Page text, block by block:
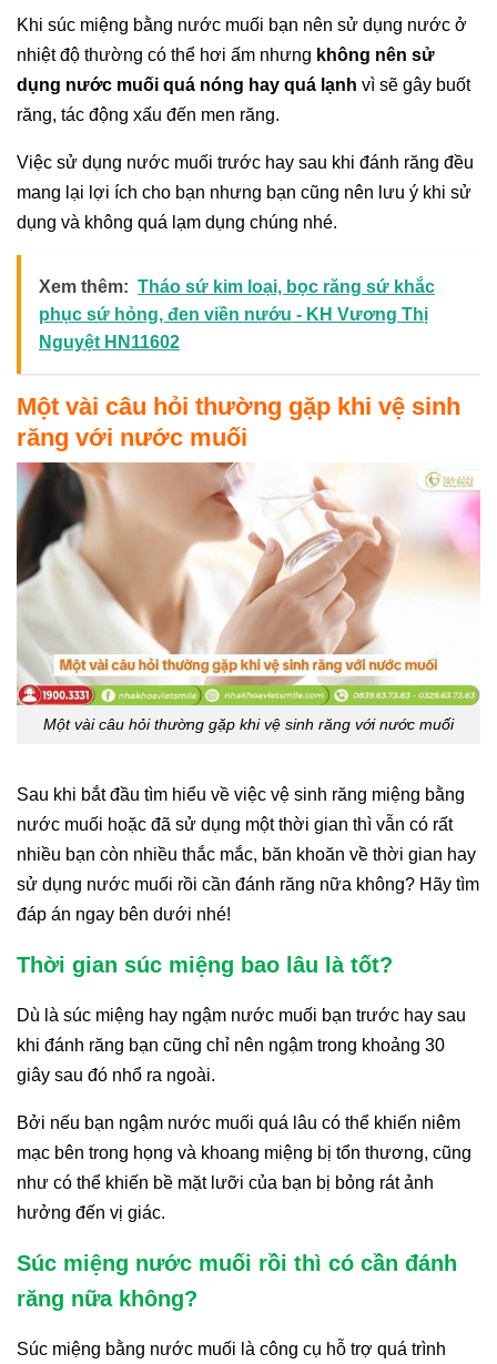
Khi súc miệng bằng nước muối bạn nên sử dụng nước ở
nhiệt độ thường có thể hơi ấm nhưng không nên sử
dụng nước muối quá nóng hay quá lạnh vì sẽ gây buốt
răng, tác động xấu đến men răng.
Việc sử dụng nước muối trước hay sau khi đánh răng đều
mang lại lợi ích cho bạn nhưng bạn cũng nên lưu ý khi sử
dụng và không quá lạm dụng chúng nhé.
Xem thêm: Tháo sứ kim loại, bọc răng sứ khắc
phục sứ hỏng, đen viền nướu - KH Vương Thị
Nguyệt HN11602
Một vài câu hỏi thường gặp khi vệ sinh
răng với nước muối
Một vài câu hỏi thường gặp khi vệ sinh răng với nước muối
Sau khi bắt đầu tìm hiểu về việc vệ sinh răng miệng bằng
nước muối hoặc đã sử dụng một thời gian thì vẫn có rất
nhiều bạn còn nhiều thắc mắc, băn khoăn về thời gian hay
sử dụng nước muối rồi cần đánh răng nữa không? Hãy tìm
đáp án ngay bên dưới nhé!
Thời gian súc miệng bao lâu là tốt?
Dù là súc miệng hay ngậm nước muối bạn trước hay sau
khi đánh răng bạn cũng chỉ nên ngậm trong khoảng 30
giây sau đó nhổ ra ngoài.
Bởi nếu bạn ngậm nước muối quá lâu có thể khiến niêm
mạc bên trong họng và khoang miệng bị tổn thương, cũng
như có thể khiến bề mặt lưỡi của bạn bị bỏng rát ảnh
hưởng đến vị giác.
Súc miệng nước muối rồi thì có cần đánh
răng nữa không?
Súc miệng bằng nước muối là công cụ hỗ trợ quá trình